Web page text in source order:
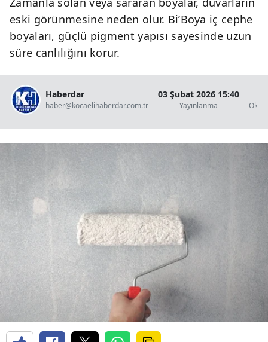
eski görünmesine neden olur. Bi’Boya iç cephe
boyaları, güçlü pigment yapısı sayesinde uzun
süre canlılığını korur.
Haberdar
haber@kocaelihaberdar.com.tr
03 Şubat 2026 15:40
Yayınlanma
2